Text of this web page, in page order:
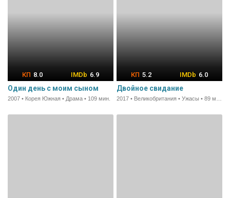
8.0 6.9
Один день с моим сыном
2007 • Корея Южная • Драма • 109 мин.
5.2 6.0
Двойное свидание